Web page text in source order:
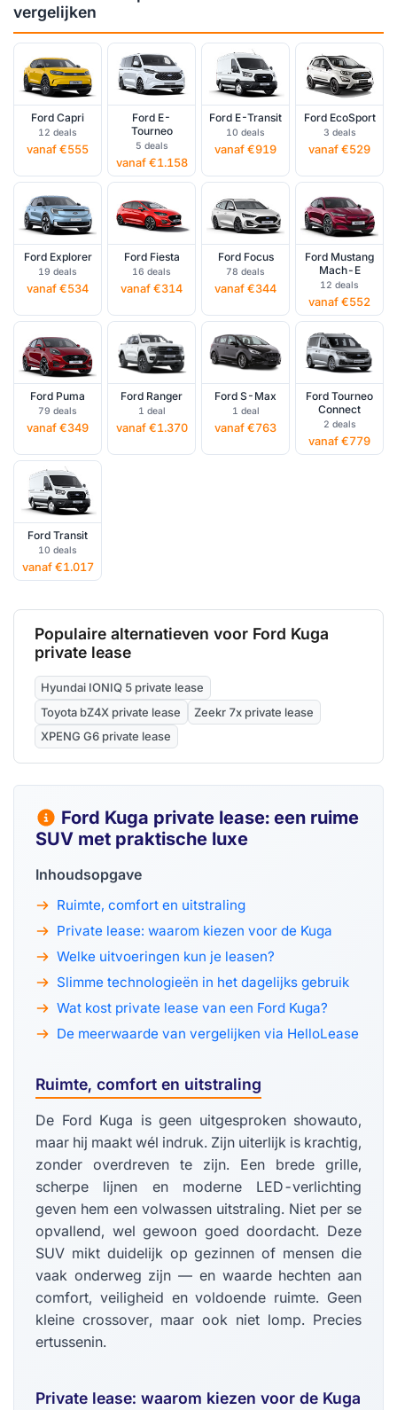
vergelijken
Ford Capri
12 deals
vanaf €555
Ford E-
Tourneo
5 deals
vanaf €1.158
Ford E-Transit
10 deals
vanaf €919
Ford EcoSport
3 deals
vanaf €529
Ford Explorer
19 deals
vanaf €534
Ford Fiesta
16 deals
vanaf €314
Ford Focus
78 deals
vanaf €344
Ford Mustang
Mach-E
12 deals
vanaf €552
Ford Puma
79 deals
vanaf €349
Ford Ranger
1 deal
vanaf €1.370
Ford S-Max
1 deal
vanaf €763
Ford Tourneo
Connect
2 deals
vanaf €779
Ford Transit
10 deals
vanaf €1.017
Populaire alternatieven voor Ford Kuga
private lease
Hyundai IONIQ 5 private lease
Toyota bZ4X private lease
Zeekr 7x private lease
XPENG G6 private lease
Ford Kuga private lease: een ruime
SUV met praktische luxe
Inhoudsopgave
Ruimte, comfort en uitstraling
Private lease: waarom kiezen voor de Kuga
Welke uitvoeringen kun je leasen?
Slimme technologieën in het dagelijks gebruik
Wat kost private lease van een Ford Kuga?
De meerwaarde van vergelijken via HelloLease
Ruimte, comfort en uitstraling
De Ford Kuga is geen uitgesproken showauto,
maar hij maakt wél indruk. Zijn uiterlijk is krachtig,
zonder overdreven te zijn. Een brede grille,
scherpe lijnen en moderne LED-verlichting
geven hem een volwassen uitstraling. Niet per se
opvallend, wel gewoon goed doordacht. Deze
SUV mikt duidelijk op gezinnen of mensen die
vaak onderweg zijn — en waarde hechten aan
comfort, veiligheid en voldoende ruimte. Geen
kleine crossover, maar ook niet lomp. Precies
ertussenin.
Private lease: waarom kiezen voor de Kuga